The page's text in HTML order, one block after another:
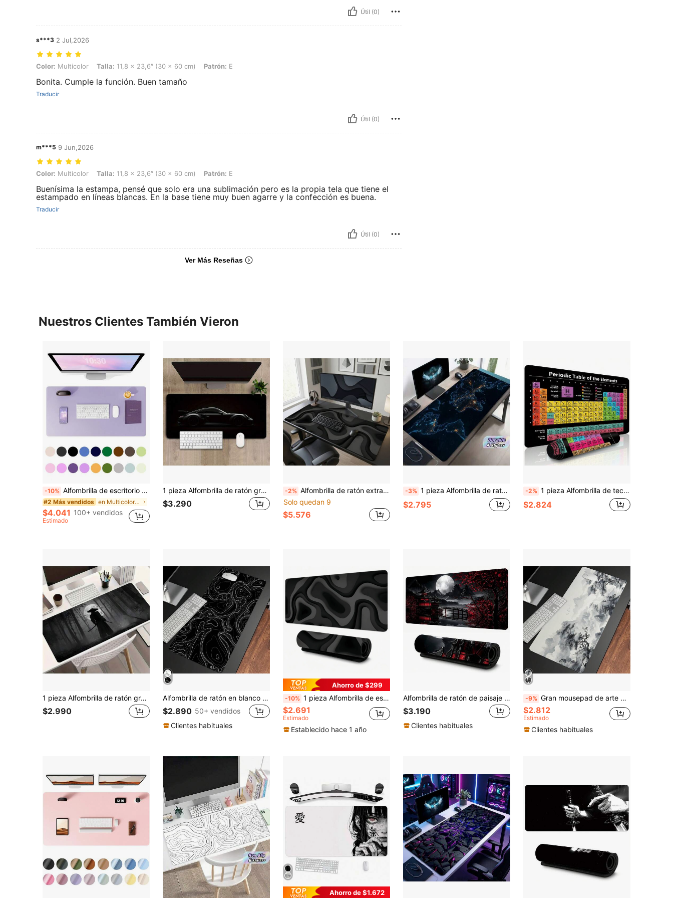
Útil (0)
s***3 2 Jul,2026
Color: Multicolor, Talla: 11,8 x 23,6″ (30 x 60 cm), Patrón: E
Color: Multicolor Talla: 11,8 x 23,6″ (30 x 60 cm) Patrón: E
Bonita. Cumple la función. Buen tamaño
Traducir
Útil (0)
m***5 9 Jun,2026
Color: Multicolor, Talla: 11,8 x 23,6″ (30 x 60 cm), Patrón: E
Color: Multicolor Talla: 11,8 x 23,6″ (30 x 60 cm) Patrón: E
Buenísima la estampa, pensé que solo era una sublimación pero es la propia tela que tiene el
estampado en líneas blancas. En la base tiene muy buen agarre y la confección es buena.
Traducir
Útil (0)
Ver Más Reseñas
Nuestros Clientes También Vieron
-10% Alfombrilla de escritorio de cuero, alfombrilla de ratón, alfombrilla de teclado de computadora, alfombrilla de escritorio grande, alfombrilla de arte de uñas, alfombrilla de maquillaje, alfombrilla de escritorio para portátil y juegos, alfombrilla de escritura y estudio, alfombrilla de escritorio antideslizante y protectora de los ojos, alfombrilla de escritorio de cuero, protector de escritorio de PU impermeable, alfombrilla de escritura, alfombrilla de tocador adecuada para oficina y hogar, resistente al desgaste y fácil de limpiar
#2 Más vendidos en Multicolor Alfombrilla de ratón
$4.041 100+ vendidos
Estimado
1 pieza Alfombrilla de ratón grande con temática de coche deportivo en color negro mate - Base de goma antideslizante y superficie suave, alfombrilla rectangular para teclado y ratón de ordenador adecuada para PC, portátil, oficina, escritorio de oficina en casa, accesorios de escritorio, suministros de oficina, accesorios de oficina, alfombrilla de escritorio, mousepad, mesa de estudio, alfombrilla de ratón para escritorio, decoración de escritorio
$3.290
-2% Alfombrilla de ratón extra grande para escritorio de juegos, textura de mármol vórtice negro y gris, base de goma antideslizante y duradera, superficie suave, adecuada para PC, portátil, oficina, hogar, juegos, espacio de trabajo espacioso, arte abstracto, alfombrilla de ratón, decoración de escritorio, conjunto de vuelta a la escuela, suministros de oficina
Solo quedan 9
$5.576
-3% 1 pieza Alfombrilla de ratón para juegos grande con mapa del mundo iluminado - Superficie no lavable, alfombrilla de escritorio extra grande, adecuada para computadora, oficina y juegos - Base azul marino, patrón de continentes dorados - Regalo ideal para jugadores profesionales y estudiantes
$2.795
-2% 1 pieza Alfombrilla de teclado de juego grande con diseño de tabla periódica, alfombrilla de ratón duradera, alfombrilla de ratón pequeña, alfombrilla de teclado de portátil, alfombrilla de escritorio de estudio - Bordes cosidos con precisión, respaldo de goma antideslizante, disponible en múltiples tamaños XL XXL - Adecuado para el hogar, la oficina, el trabajo
$2.824
1 pieza Alfombrilla de ratón grande para juegos de espadachín, tapete de escritorio extendido con silueta negra, accesorios de escritorio de oficina, alfombrilla de computadora antideslizante con borde cosido, base de goma resistente a derrames para hogar, oficina y gamers
$2.990
Alfombrilla de ratón en blanco y negro, gran alfombrilla de ratón de juego con mapa topográfico - alfombrilla de ratón extendida con contorno, alfombrilla para teclado de portátil con base de goma antideslizante, alfombrillas de ratón de tela suave con bordes cosidos para el hogar, la oficina y el trabajo
$2.890 50+ vendidos
Clientes habituales
Ahorro de $299
-10% 1 pieza Alfombrilla de escritorio para juegos extra grande y alfombrilla de ratón - Diseño de vórtice negro y gris, superficie antideslizante, cobertura extendida de teclado, base de goma de fibra, adecuada para escritorio de PC/oficina/hogar, compatible con PC, portátil y dispositivos de juegos (textura de mármol, rectangular)
$2.691
Estimado
Establecido hace 1 año
Alfombrilla de ratón de paisaje japonés extra grande, tapete de escritorio antideslizante con bordes cosidos, alfombrilla XL para teclado y ratón, decoración estética para el hogar y la oficina
$3.190
Clientes habituales
-9% Gran mousepad de arte blanco y negro, protector de escritorio, almohadilla en la mesa, tapete para computadora XXL, alfombra de escritorio extendida, alfombra de oficina
$2.812
Estimado
Clientes habituales
Ahorro de $1.672